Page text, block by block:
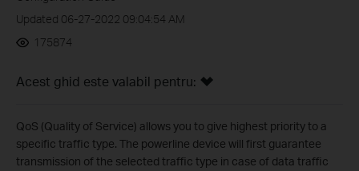
Updated 06-27-2022 09:04:54 AM
175874
Acest ghid este valabil pentru:
QoS (Quality of Service) allows you to give highest priority to a
specific traffic type. The powerline device will first guarantee
transmission of the selected traffic type in case of data traffic